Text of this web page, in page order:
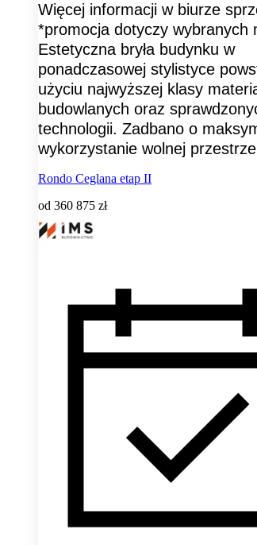
Więcej informacji w biurze
*promocja dotyczy wybranych
Estetyczna bryła budynku w
ponadczasowej stylistyce
użyciu najwyższej klasy
budowlanych oraz
technologii. Zadbano o
wykorzystanie wolnej
Rondo Ceglana etap II
od 360 875 zł